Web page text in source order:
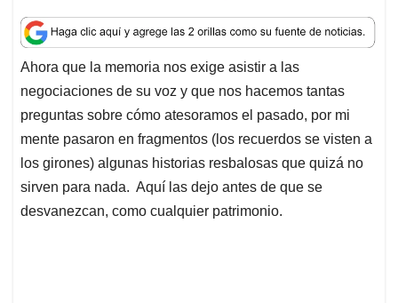
a
t
s
A
p
p
c
e
b
o
o
k
n
k
e
d
I
n
a
i
l
r
e
a
d
s
Ahora que la memoria nos exige asistir a las
negociaciones de su voz y que nos hacemos tantas
preguntas sobre cómo atesoramos el pasado, por mi
mente pasaron en fragmentos (los recuerdos se visten a
los girones) algunas historias resbalosas que quizá no
sirven para nada. Aquí las dejo antes de que se
desvanezcan, como cualquier patrimonio.